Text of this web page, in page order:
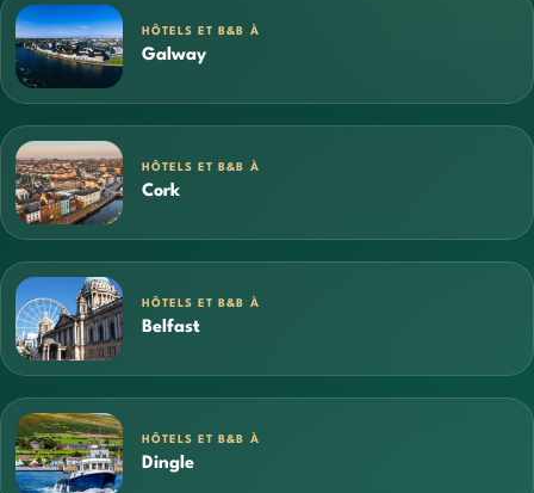
HÔTELS ET B&B À
Galway
HÔTELS ET B&B À
Cork
HÔTELS ET B&B À
Belfast
HÔTELS ET B&B À
Dingle